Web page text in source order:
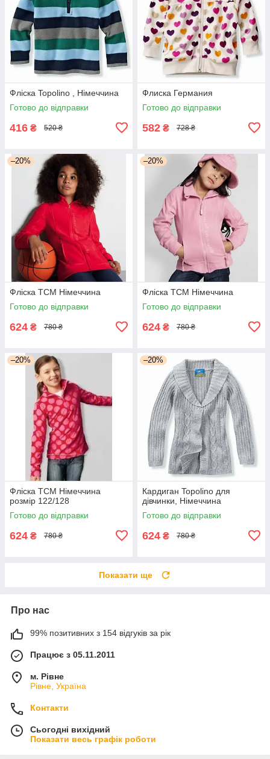
Фліска Topolino , Німеччина
Готово до відправки
416 ₴ 520 ₴
Флиска Германия
Готово до відправки
582 ₴ 728 ₴
–20%
Фліска TCM Німеччина
Готово до відправки
624 ₴ 780 ₴
–20%
Фліска TCM Німеччина
Готово до відправки
624 ₴ 780 ₴
–20%
Фліска TCM Німеччина
розмір 122/128
Готово до відправки
624 ₴ 780 ₴
–20%
Кардиган Topolino для
дівчинки, Німеччина
Готово до відправки
624 ₴ 780 ₴
Показати ще
Про нас
99% позитивних з 154 відгуків за рік
Працює з 05.11.2011
м. Рівне
Рівне, Україна
Контакти
Сьогодні вихідний
Показати весь графік роботи